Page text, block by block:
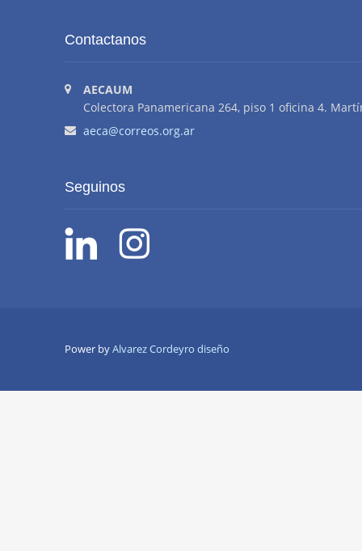
Contactanos
AECAUM
Colectora Panamericana 264, piso 1 oficina 4.
aeca@correos.org.ar
Seguinos
Power byAlvarez Cordeyro diseño